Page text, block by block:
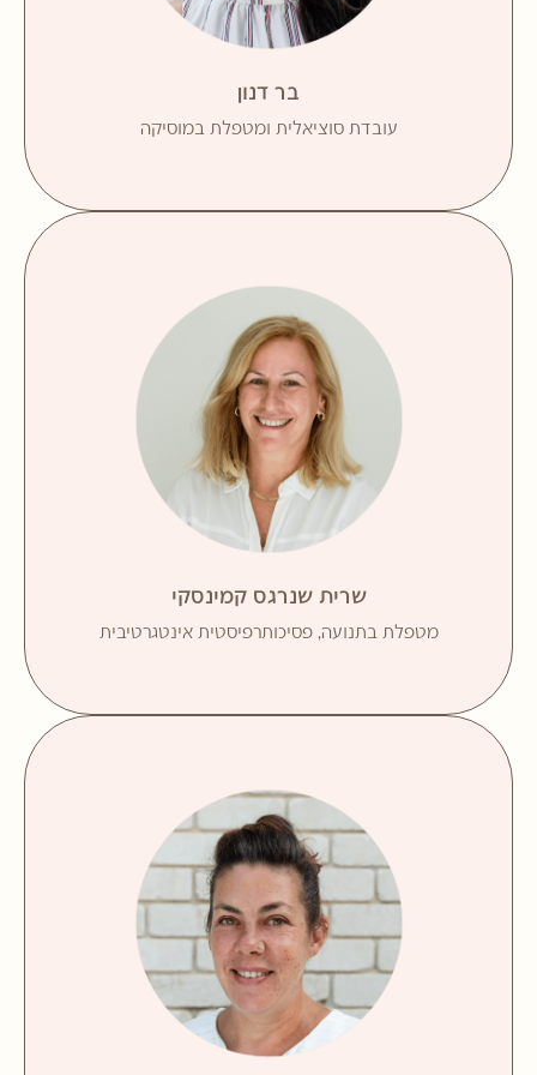
בר דנון
עובדת סוציאלית ומטפלת במוסיקה
ואתגרים התפתחותיים וחברתיים.
מנהלת מרכז הצעירים במוא"ז מנשה, מנהלת קהילות
שרית שנרגס קמינסקי
מטפלת בתנועה, פסיכותרפיסטית אינטגרטיבית
M.A. טיפול באמצעות תנועה
מאמינה בכוחה של הקבוצה כמקור לתמיכה רגשית וביסוס
תחושת שייכות.
כחלק מהחשיבה ההוליסטית, מאמינה כי ילד הוא חלק
ממערכת שלמה – המשפחה. לכל משפחה מערכת ערכים
ואמונות משלה, כללים, מנהגים ותפיסות עולם. שיתוף
ההורים בתהליך הטיפולי הינו הכרחי להתקדמות ולשינוי.
מטפלת דיאדית (הורה – ילד), מתמחה בטיפול בהורות
ומנחת קבוצות. בעלת ניסיון רב בעבודה עם ילדים, נוער
מיוחדות וצוותי חינוך.
מאמינה כי המגע הישיר בין המטופל לבעל החיים ביחד
עם ליווי רגשי מתאים, מייצרים עולם של אפשרויות צמיחה,
התפתחות והעצמה אישית.
הקשר המיוחד בין ילדים ובעלי חיים מייצר סיטואציות
המאפשרות העצמה, פיתוח ושיפור מיומנויות חברתיות,
פיתוח יכולות אישיות, הפחתת חרדות, שיפור תפקודים
מוטוריים, פיתוח הסבלנות, האמפתיה, האחריות, הכבוד,
הביטחון והדימוי האישי.
קשר מיוחד זה מאפשר למטופל להתבונן פנימה ולהיפתח
לתהליכי שינוי משמעותיים.